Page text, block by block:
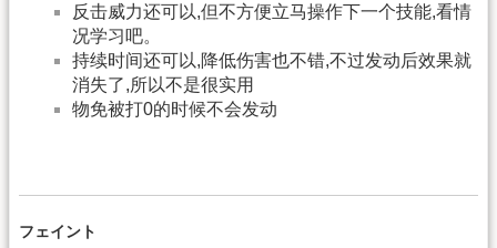
反击威力还可以,但不方便立马操作下一个技能,看情
况学习吧。
持续时间还可以,降低伤害也不错,不过发动后效果就
消失了,所以不是很实用
物免被打0的时候不会发动
フェイント